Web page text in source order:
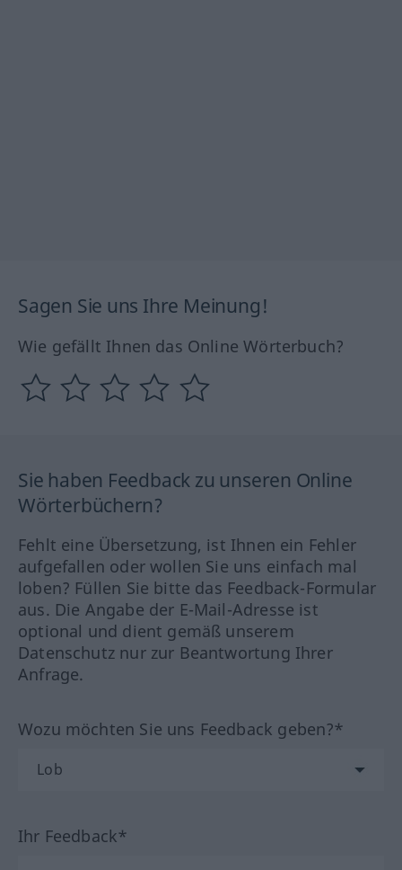
Sagen Sie uns Ihre Meinung!
Wie gefällt Ihnen das Online Wörterbuch?
Sie haben Feedback zu unseren Online
Wörterbüchern?
Fehlt eine Übersetzung, ist Ihnen ein Fehler
aufgefallen oder wollen Sie uns einfach mal
loben? Füllen Sie bitte das Feedback-Formular
aus. Die Angabe der E-Mail-Adresse ist
optional und dient gemäß unserem
Datenschutz nur zur Beantwortung Ihrer
Anfrage.
Wozu möchten Sie uns Feedback geben?*
Ihr Feedback*